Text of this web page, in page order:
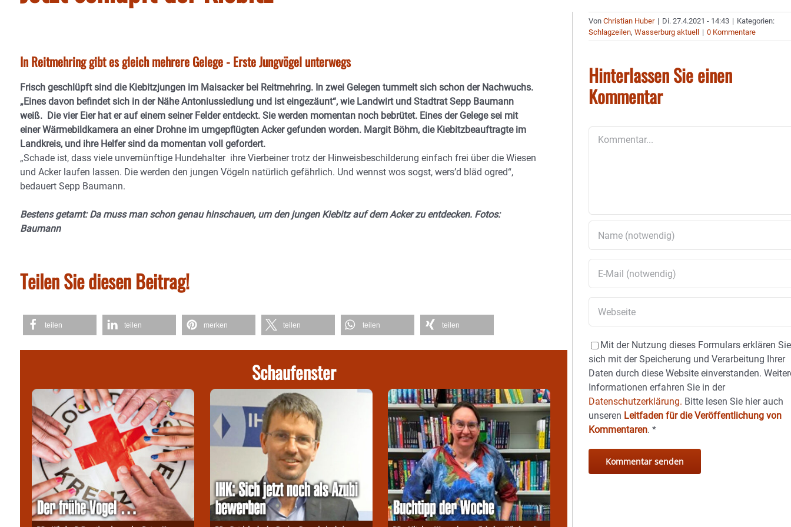
In Reitmehring gibt es gleich mehrere Gelege - Erste Jungvögel unterwegs
Frisch geschlüpft sind die Kiebitzjungen im Maisacker bei Reitmehring. In zwei Gelegen tummelt sich schon der Nachwuchs.
„Eines davon befindet sich in der Nähe Antoniussiedlung und ist eingezäunt“, wie Landwirt und Stadtrat Sepp Baumann
weiß. Die vier Eier hat er auf einem seiner Felder entdeckt. Sie werden momentan noch bebrütet. Eines der Gelege sei mit
einer Wärmebildkamera an einer Drohne im umgepflügten Acker gefunden worden. Margit Böhm, die Kiebitzbeauftragte im
Landkreis, und ihre Helfer sind da momentan voll gefordert.
„Schade ist, dass viele unvernünftige Hundehalter ihre Vierbeiner trotz der Hinweisbeschilderung einfach frei über die Wiesen
und Acker laufen lassen. Die werden den jungen Vögeln natürlich gefährlich. Und wennst wos sogst, wers’d bläd ogred“,
bedauert Sepp Baumann.
Bestens getarnt: Da muss man schon genau hinschauen, um den jungen Kiebitz auf dem Acker zu entdecken. Fotos:
Baumann
Teilen Sie diesen Beitrag!
teilen teilen merken teilen teilen teilen
Schaufenster
VonChristian Huber | Di. 27.4.2021 - 14:43 | Kategorien:
Schlagzeilen,Wasserburg aktuell | 0 Kommentare
Hinterlassen Sie einen
Kommentar
Mit der Nutzung dieses Formulars erklären Sie
sich mit der Speicherung und Verarbeitung Ihrer
Daten durch diese Website einverstanden.
Informationen erfahren Sie in der
Datenschutzerklärung. Bitte lesen Sie hier auch
unseren Leitfaden für die Veröffentlichung von
Kommentaren.*